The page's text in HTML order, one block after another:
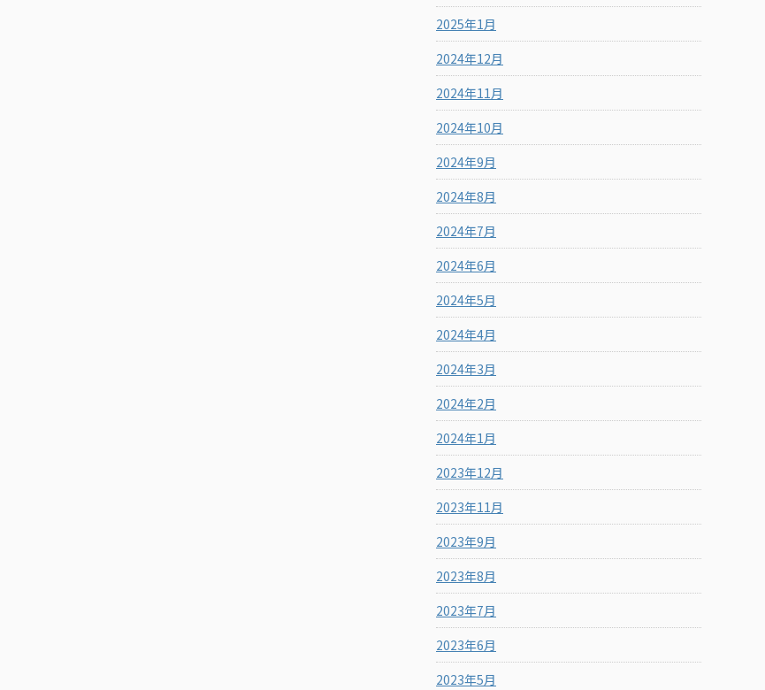
2025年1月
2024年12月
2024年11月
2024年10月
2024年9月
2024年8月
2024年7月
2024年6月
2024年5月
2024年4月
2024年3月
2024年2月
2024年1月
2023年12月
2023年11月
2023年9月
2023年8月
2023年7月
2023年6月
2023年5月